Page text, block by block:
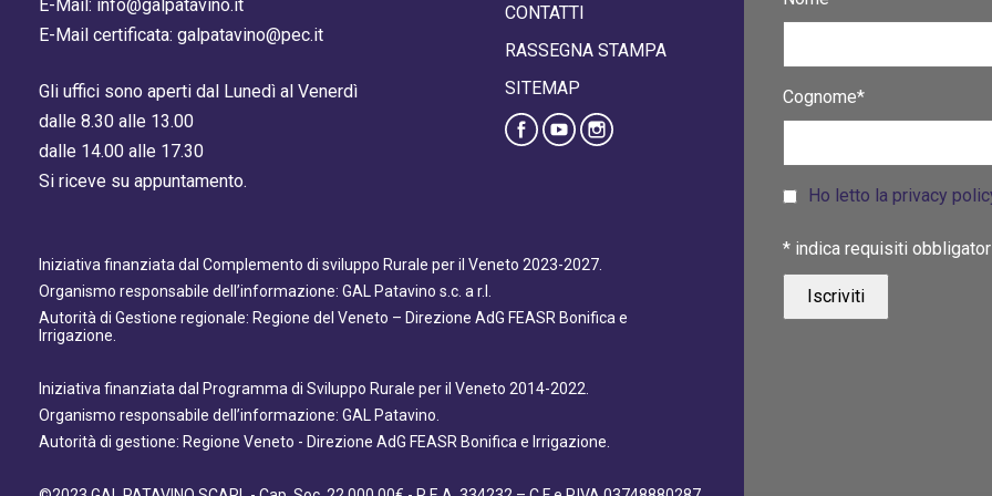
E-Mail: info@galpatavino.it
E-Mail certificata: galpatavino@pec.it
Gli uffici sono aperti dal Lunedì al Venerdì
dalle 8.30 alle 13.00
dalle 14.00 alle 17.30
Si riceve su appuntamento.
CONTATTI
RASSEGNA STAMPA
SITEMAP
Iniziativa finanziata dal Complemento di sviluppo Rurale per il Veneto 2023-2027.
Organismo responsabile dell’informazione: GAL Patavino s.c. a r.l.
Autorità di Gestione regionale: Regione del Veneto – Direzione AdG FEASR Bonifica e
Irrigazione.
Iniziativa finanziata dal Programma di Sviluppo Rurale per il Veneto 2014-2022.
Organismo responsabile dell’informazione: GAL Patavino.
Autorità di gestione: Regione Veneto - Direzione AdG FEASR Bonifica e Irrigazione.
Cognome*
Ho letto la privacy
* indica requisiti